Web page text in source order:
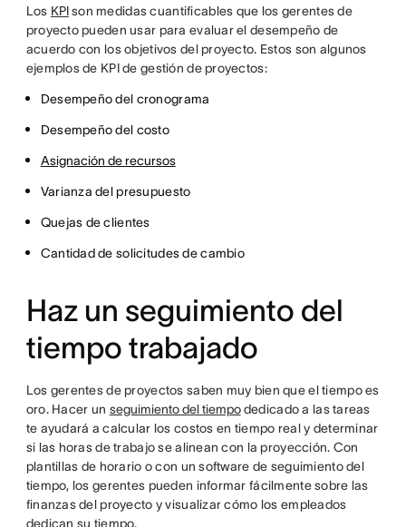
Los KPIson medidas cuantificables que los gerentes de
proyecto pueden usar para evaluar el desempeño de
acuerdo con los objetivos del proyecto. Estos son algunos
ejemplos de KPI de gestión de proyectos:
Desempeño del cronograma
Desempeño del costo
Asignación de recursos
Varianza del presupuesto
Quejas de clientes
Cantidad de solicitudes de cambio
Haz un seguimiento del
tiempo trabajado
Los gerentes de proyectos saben muy bien que el tiempo es
oro. Hacer un seguimiento del tiempodedicado a las tareas
te ayudará a calcular los costos en tiempo real y determinar
si las horas de trabajo se alinean con la proyección. Con
plantillas de horario o con un software de seguimiento del
tiempo, los gerentes pueden informar fácilmente sobre las
finanzas del proyecto y visualizar cómo los empleados
dedican su tiempo.